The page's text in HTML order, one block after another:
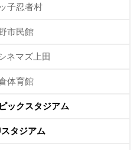
子忍者村
市民館
ネマズ上田
体育館
ックスタジアム
タジアム